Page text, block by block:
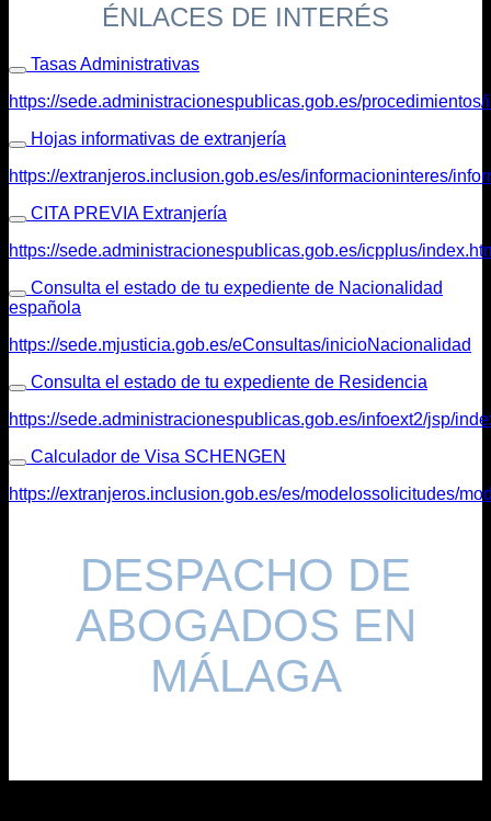
ÉNLACES DE INTERÉS
Tasas Administrativas
https://sede.administracionespublicas.gob.es/
Hojas informativas de extranjería
https://extranjeros.inclusion.gob.es/es/informacioninteres/
CITA PREVIA Extranjería
https://sede.administracionespublicas.gob.es/icpplus/
Consulta el estado de tu expediente de Nacionalidad
española
https://sede.mjusticia.gob.es/eConsultas/inicioNacionalidad
Consulta el estado de tu expediente de Residencia
https://sede.administracionespublicas.gob.es/infoext2/jsp/
Calculador de Visa SCHENGEN
https://extranjeros.inclusion.gob.es/es/modelossolicitudes/
DESPACHO DE
ABOGADOS EN
MÁLAGA